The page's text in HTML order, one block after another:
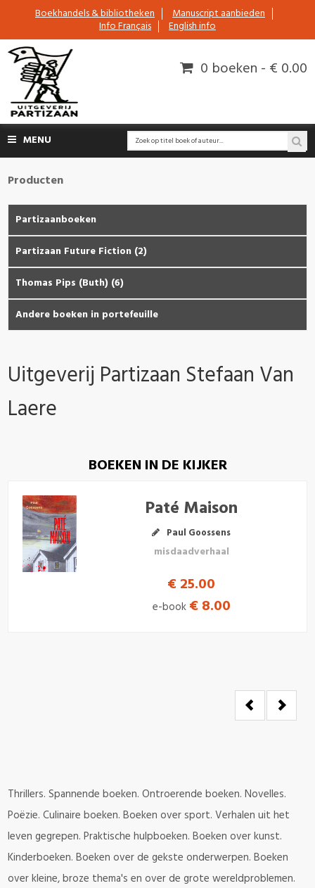
Boekhandels & bibliotheken Manuscript aanbieden
Info Français English info
0 boeken - € 0.00
MENU
Producten
Partizaanboeken
Partizaan Future Fiction (2)
Thomas Pips (Buth) (6)
Andere boeken in portefeuille
Uitgeverij Partizaan Stefaan Van
Laere
BOEKEN IN DE KIJKER
Paté Maison
Paul Goossens
misdaadverhaal
€ 25.00
e-book € 8.00
Thrillers. Spannende boeken. Ontroerende boeken. Novelles.
Poëzie. Culinaire boeken. Boeken over sport. Verhalen uit het
leven gegrepen. Praktische hulpboeken. Boeken over kunst.
Kinderboeken. Boeken over de gekste onderwerpen. Boeken
over kleine, broze thema's en over de grote wereldproblemen.